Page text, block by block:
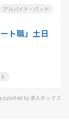
アルバイト・パート
ト職」土日
by 求人ボックス